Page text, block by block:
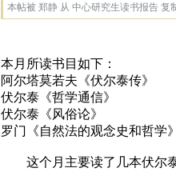
本帖被 郑静 从 中心研究生读书报告 复
本月所读书目如下：
阿尔塔莫若夫《伏尔泰传》
伏尔泰《哲学通信》
伏尔泰《风俗论》
罗门《自然法的观念史和哲学
这个月主要读了几本伏尔泰